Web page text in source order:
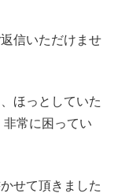
信いただけませ
ほっとしていた
常に困ってい
せて頂きました